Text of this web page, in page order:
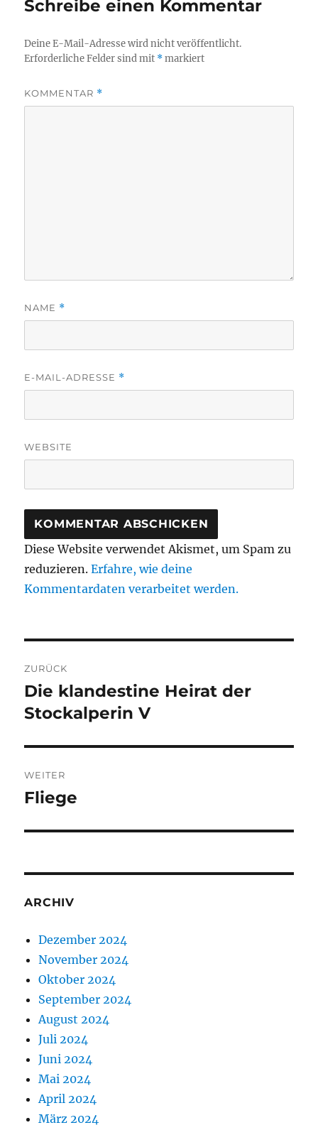
Schreibe einen Kommentar
Deine E-Mail-Adresse wird nicht veröffentlicht.
Erforderliche Felder sind mit *markiert
KOMMENTAR *
NAME *
E-MAIL-ADRESSE *
WEBSITE
Diese Website verwendet Akismet, um Spam zu
reduzieren.Erfahre, wie deine
Kommentardaten verarbeitet werden.
ZURÜCK
Vorheriger
Beitrag:
Die klandestine Heirat der
Stockalperin V
WEITER
Nächster
Fliege
ARCHIV
Dezember 2024
November 2024
Oktober 2024
September 2024
August 2024
Juli 2024
Juni 2024
Mai 2024
April 2024
März 2024